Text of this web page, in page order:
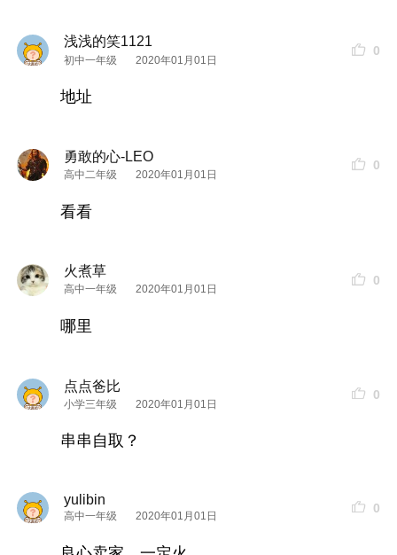
浅浅的笑1121
初中一年级 2020年01月01日
0
地址
勇敢的心-LEO
高中二年级 2020年01月01日
0
看看
火煮草
高中一年级 2020年01月01日
0
哪里
点点爸比
小学三年级 2020年01月01日
0
串串自取？
yulibin
高中一年级 2020年01月01日
0